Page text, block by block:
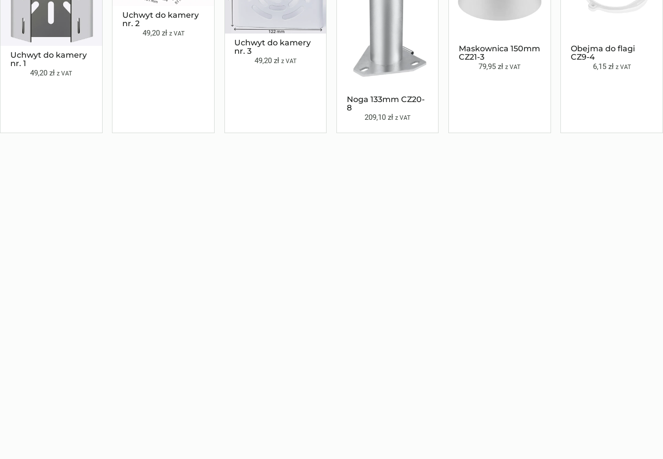
Uchwyt do kamery
nr. 1
49,20zł z VAT
Uchwyt do kamery
nr. 2
49,20 zł z VAT
Uchwyt do kamery
nr. 3
49,20 zł z VAT
Noga 133mm CZ20-
8
209,10zł z VAT
Maskownica 150mm
CZ21-3
79,95zł z VAT
Obejma do flagi
CZ9-4
6,15 zł z VAT